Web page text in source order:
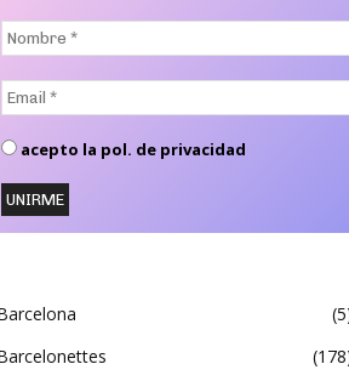
Nombre
*
Email
*
acepto la pol. de privacidad
5
178